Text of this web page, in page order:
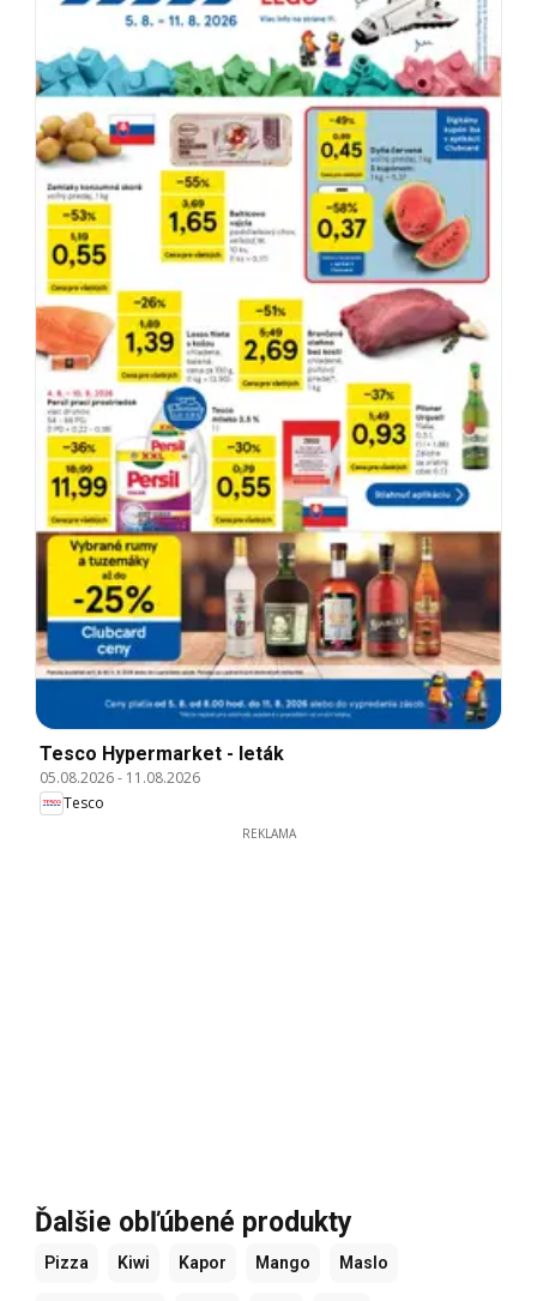
Tesco Hypermarket - leták
05.08.2026- 11.08.2026
Tesco
REKLAMA
Ďalšie obľúbené produkty
Pizza Kiwi Kapor Mango Maslo